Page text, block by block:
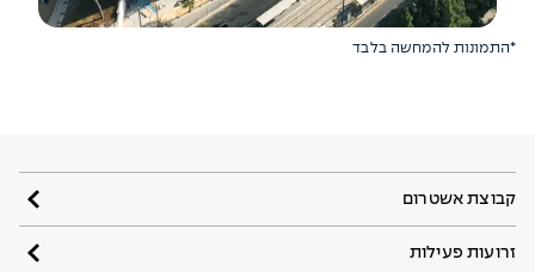
*התמונות להמחשה בלבד
קבוצת אשטרום
זרועות פעילות